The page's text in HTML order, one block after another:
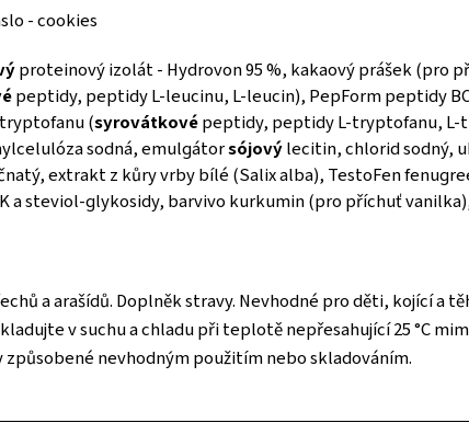
- cookies
proteinový izolát - Hydrovon 95 %, kakaový prášek (pro
peptidy, peptidy L-leucinu, L-leucin), PepForm peptidy
(syrovátkové peptidy, peptidy L-tryptofanu, L-
sodná, emulgátorsójový lecitin, chlorid sodný,
extrakt z kůry vrby bílé (Salix alba), TestoFen
a steviol-glykosidy, barvivo kurkumin (pro příchuť
a arašídů. Doplněk stravy. Nevhodné pro děti, kojící a
v suchu a chladu při teplotě nepřesahující 25 °C
způsobené nevhodným použitím nebo skladováním.